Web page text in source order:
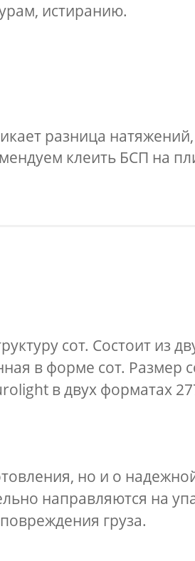
истиранию.
разница
клеить БСП на
сот. Состоит из
в форме сот. Размер
в двух форматах
но и о
направляются на
груза.